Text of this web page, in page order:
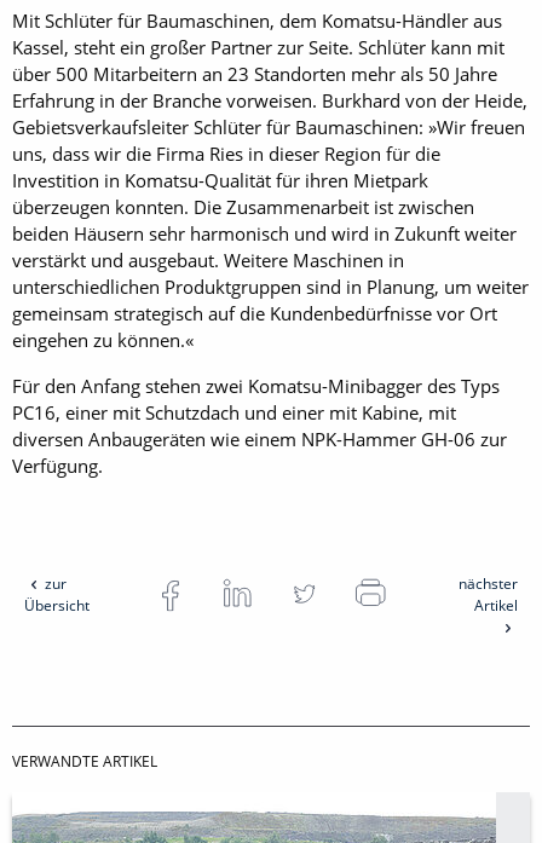
Mit Schlüter für Baumaschinen, dem Komatsu-Händler aus
Kassel, steht ein großer Partner zur Seite. Schlüter kann mit
über 500 Mitarbeitern an 23 Standorten mehr als 50 Jahre
Erfahrung in der Branche vorweisen. Burkhard von der Heide,
Gebietsverkaufsleiter Schlüter für Baumaschinen: »Wir freuen
uns, dass wir die Firma Ries in dieser Region für die
Investition in Komatsu-Qualität für ihren Mietpark
überzeugen konnten. Die Zusammenarbeit ist zwischen
beiden Häusern sehr harmonisch und wird in Zukunft weiter
verstärkt und ausgebaut. Weitere Maschinen in
unterschiedlichen Produktgruppen sind in Planung, um weiter
gemeinsam strategisch auf die Kundenbedürfnisse vor Ort
eingehen zu können.«
Für den Anfang stehen zwei Komatsu-Minibagger des Typs
PC16, einer mit Schutzdach und einer mit Kabine, mit
diversen Anbaugeräten wie einem NPK-Hammer GH-06 zur
Verfügung.
zur
Übersicht
nächster
Artikel
VERWANDTE ARTIKEL